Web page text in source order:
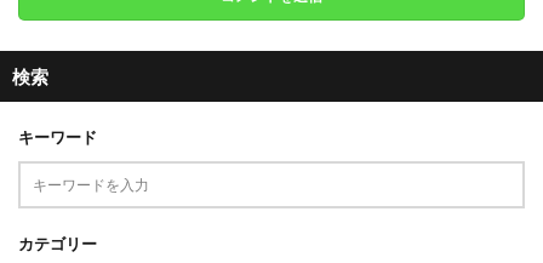
検索
キーワード
カテゴリー